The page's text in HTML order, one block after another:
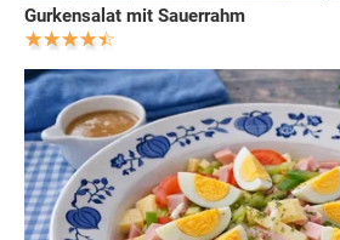
Gurkensalat mit Sauerrahm